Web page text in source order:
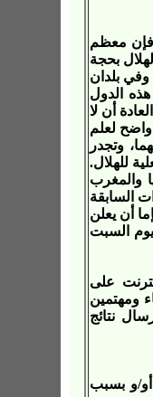
فإن معظم
بحجة
وفي بلدان
الدول
أن لا
واضح لعلم
وتجدر
للهلال.
والمغرب
السابقة
أن يعلن
السبت
على
من 400 عضو من علماء ومهتمين
نتائج
و بسبب